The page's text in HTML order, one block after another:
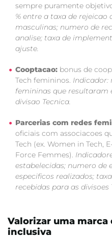
sempre puramente
% entre a taxa de
masculinas; numero de
analise; taxa de
ajuste.
Cooptacao: bonus de
Tech femininos. Indicador:
femininas que
divisao Tecnica.
Parcerias com redes
oficiais com associacoes
Tech (ex. Women in Tech,
Force Femmes).
estabelecidas; numero de
especificos realizados;
recebidas para as divisoes
Valorizar uma
inclusiva